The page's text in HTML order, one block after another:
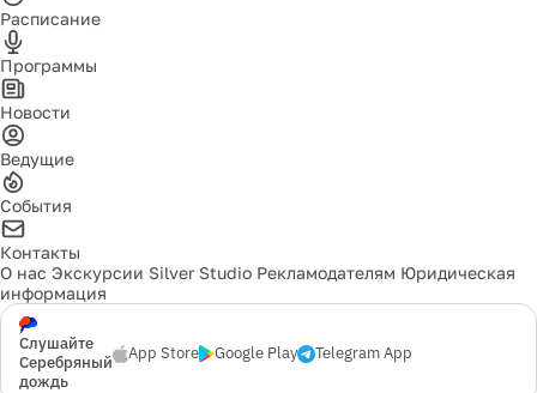
Расписание
Программы
Новости
Ведущие
События
Контакты
О нас Экскурсии Silver Studio Рекламодателям Юридическая
информация
Слушайте
Серебряный
дождь
App Store Google Play Telegram App